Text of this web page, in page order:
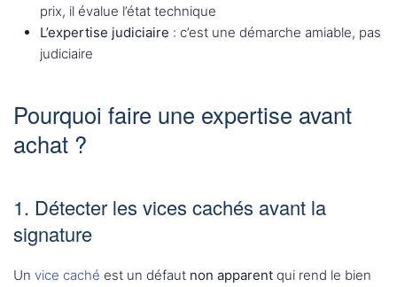
prix, il évalue l’état technique
L’expertise judiciaire : c’est une démarche amiable, pas
judiciaire
Pourquoi faire une expertise avant
achat ?
1. Détecter les vices cachés avant la
signature
Un vice caché est un défaut non apparent qui rend le bien